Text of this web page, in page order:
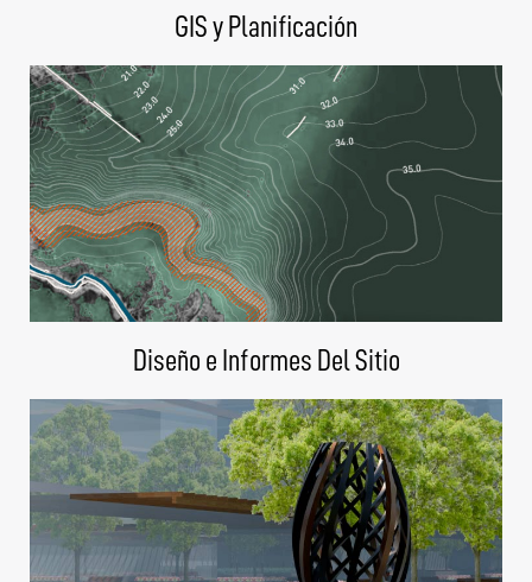
GIS y Planificación
Diseño e Informes Del Sitio